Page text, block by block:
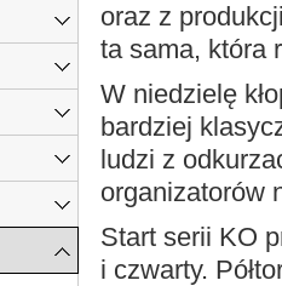
oraz z
ta sama, która
W niedzielę
bardziej
ludzi z
organizatorów
Start serii KO
i czwarty.